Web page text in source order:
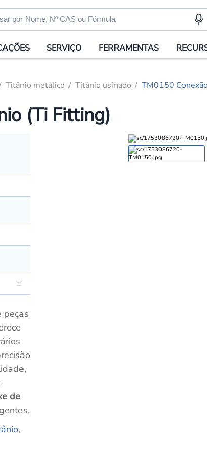
SERVIÇO FERRAMENTAS
Titânio metálico Titânio usinado TM0150
(Ti Fitting)
peças
de
,